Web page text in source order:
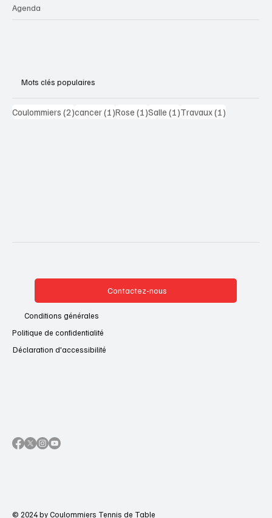
Agenda
Mots clés populaires
Coulommiers (2)2 posts
cancer(1)1 post
Rose (1)1 post
Salle (1)1 post
Travaux(1)
Contactez-nous
Conditions générales
Politique de confidentialité
Déclaration d'accessibilité
© 2024 by Coulommiers Tennis de Table